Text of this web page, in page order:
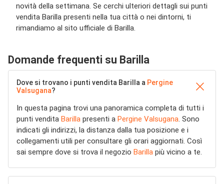
novità della settimana. Se cerchi ulteriori dettagli sui punti
vendita Barilla presenti nella tua città o nei dintorni, ti
rimandiamo al sito ufficiale di Barilla.
Domande frequenti su Barilla
Dove si trovano i punti vendita Barilla a Pergine
Valsugana?
In questa pagina trovi una panoramica completa di tutti i
punti vendita Barilla presenti a Pergine Valsugana. Sono
indicati gli indirizzi, la distanza dalla tua posizione e i
collegamenti utili per consultare gli orari aggiornati. Così
sai sempre dove si trova il negozio Barilla più vicino a te.